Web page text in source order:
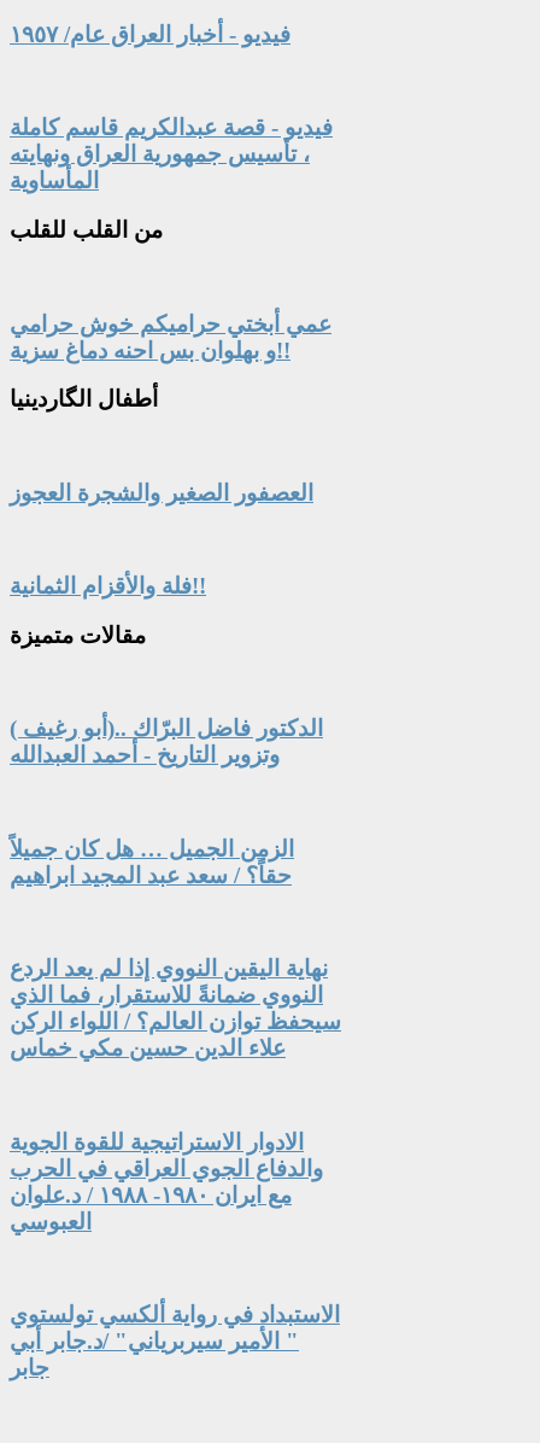
فيديو - أخبار العراق عام/ ١٩٥٧
فيديو - قصة عبدالكريم قاسم كاملة
، تأسيس جمهورية العراق ونهايته
المأساوية
من القلب للقلب
عمي أبختي حراميكم خوش حرامي
و بهلوان بس احنه دماغ سزية!!
أطفال الگاردينيا
العصفور الصغير والشجرة العجوز
فلة والأقزام الثمانية!!
مقالات متميزة
الدكتور فاضل البرّاك ..(أبو رغيف )
وتزوير التاريخ - أحمد العبدالله
الزمن الجميل … هل كان جميلاً
حقاً؟ / سعد عبد المجيد ابراهيم
نهاية اليقين النووي إذا لم يعد الردع
النووي ضمانةً للاستقرار، فما الذي
سيحفظ توازن العالم؟ / اللواء الركن
علاء الدين حسين مكي خماس
الادوار الاستراتيجية للقوة الجوية
والدفاع الجوي العراقي في الحرب
مع ايران ١٩٨٠- ١٩٨٨ / د.علوان
العبوسي
الاستبداد في رواية ألكسي تولستوي
" الأمير سيربرياني" /د.جابر أبي
جابر